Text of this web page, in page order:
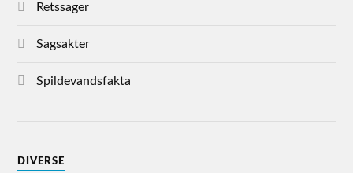
Retssager
Sagsakter
Spildevandsfakta
DIVERSE